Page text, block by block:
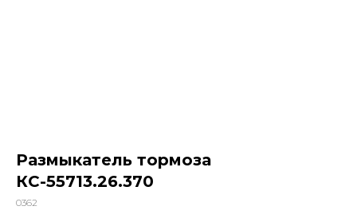
Размыкатель тормоза
КС-55713.26.370
0362